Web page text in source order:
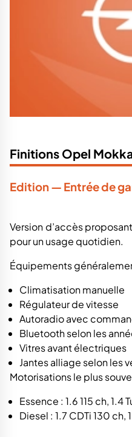
Finitions Opel
Edition — Entrée de
Version d’accès
pour un usage quotidien.
Équipements
Climatisation manuelle
Régulateur de vitesse
Autoradio avec
Bluetooth selon les
Vitres avant électriques
Jantes alliage selon les
Motorisations le plus
Essence : 1.6 115 ch, 1.4
Diesel : 1.7 CDTi 130 ch,